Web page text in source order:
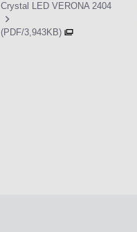
Crystal LED VERONA 2404
(PDF/3,943KB)